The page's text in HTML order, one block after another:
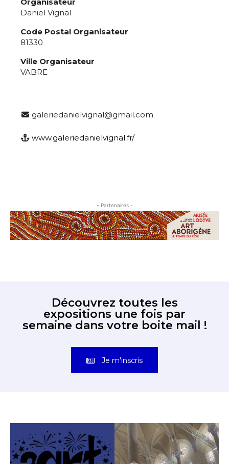
Daniel Vignal
Code Postal Organisateur
81330
Ville Organisateur
VABRE
galeriedanielvignal@gmail.com
www.galeriedanielvignal.fr/
- Partenaires -
Découvrez toutes les
expositions une fois par
semaine dans votre boite mail !
Je m'inscris